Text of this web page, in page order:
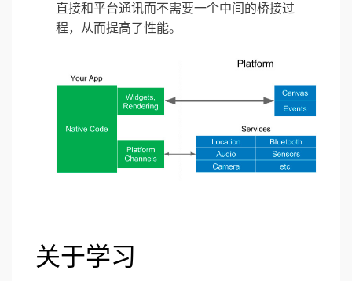
直接和平台通讯而不需要一个中间的桥接过
程，从而提高了性能。
关于学习